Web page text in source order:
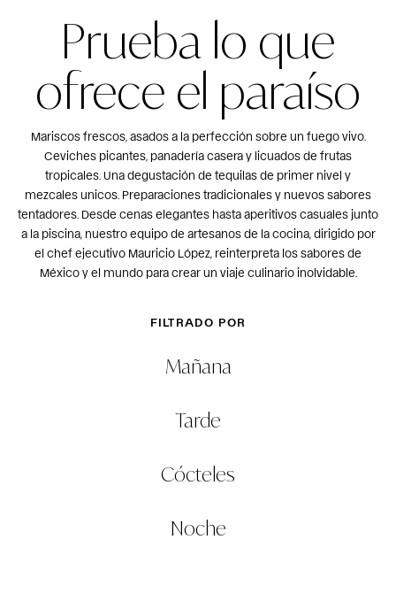
Prueba lo que
ofrece el paraíso
Mariscos frescos, asados a la perfección sobre un fuego vivo.
Ceviches picantes, panadería casera y licuados de frutas
tropicales. Una degustación de tequilas de primer nivel y
mezcales unicos. Preparaciones tradicionales y nuevos sabores
tentadores. Desde cenas elegantes hasta aperitivos casuales junto
a la piscina, nuestro equipo de artesanos de la cocina, dirigido por
el chef ejecutivo Mauricio López, reinterpreta los sabores de
México y el mundo para crear un viaje culinario inolvidable.
FILTRADO POR
Mañana
Tarde
Cócteles
Noche